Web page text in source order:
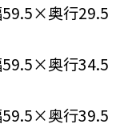
奥行29.5
奥行34.5
奥行39.5